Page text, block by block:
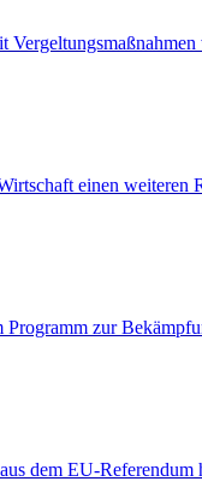
einen weiteren
zur
dem EU-Referendum